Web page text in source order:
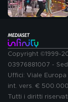
Copyright ©1999-
03976881007 -
Uffici: Viale
int. vers. €
Tutti i diritti